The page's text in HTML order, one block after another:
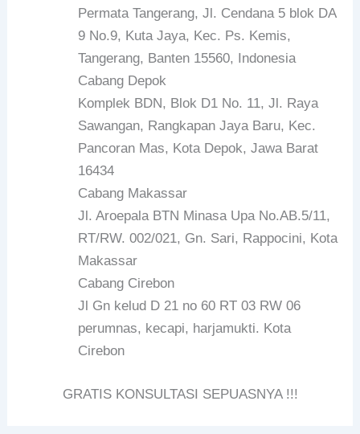
Permata Tangerang, Jl. Cendana 5 blok DA
9 No.9, Kuta Jaya, Kec. Ps. Kemis,
Tangerang, Banten 15560, Indonesia
Cabang Depok
Komplek BDN, Blok D1 No. 11, Jl. Raya
Sawangan, Rangkapan Jaya Baru, Kec.
Pancoran Mas, Kota Depok, Jawa Barat
16434
Cabang Makassar
Jl. Aroepala BTN Minasa Upa No.AB.5/11,
RT/RW. 002/021, Gn. Sari, Rappocini, Kota
Makassar
Cabang Cirebon
Jl Gn kelud D 21 no 60 RT 03 RW 06
perumnas, kecapi, harjamukti. Kota
Cirebon
GRATIS KONSULTASI SEPUASNYA !!!